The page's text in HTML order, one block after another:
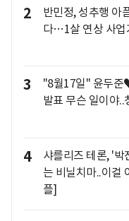
2
반민정, 성추행 아
다…1살 연상 사업
3
"8월17일" 윤두준
발표 무슨 일이야..
4
샤를리즈 테론, '
는 비닐치마..이걸
플]